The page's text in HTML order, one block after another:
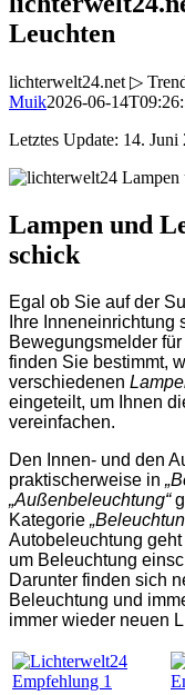
Leuchten
lichterwelt24.net ▷
Muik2026-06-
Letztes Update: 14. Juni
Lampen und
schick
Egal ob Sie auf der
Ihre
Bewegungsmelder
finden Sie bestimmt,
verschiedenen
eingeteilt, um Ihnen
vereinfachen.
Den Innen- und den
praktischerweise in
„Außenbeleuchtung“
Kategorie
Autobeleuchtung geht
um Beleuchtung
Darunter finden sich
Beleuchtung und
immer wieder neuen